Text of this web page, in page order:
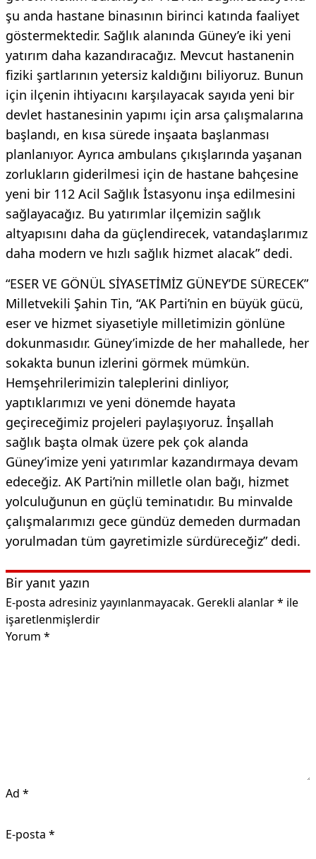
şu anda hastane binasının birinci katında faaliyet
göstermektedir. Sağlık alanında Güney’e iki yeni
yatırım daha kazandıracağız. Mevcut hastanenin
fiziki şartlarının yetersiz kaldığını biliyoruz. Bunun
için ilçenin ihtiyacını karşılayacak sayıda yeni bir
devlet hastanesinin yapımı için arsa çalışmalarına
başlandı, en kısa sürede inşaata başlanması
planlanıyor. Ayrıca ambulans çıkışlarında yaşanan
zorlukların giderilmesi için de hastane bahçesine
yeni bir 112 Acil Sağlık İstasyonu inşa edilmesini
sağlayacağız. Bu yatırımlar ilçemizin sağlık
altyapısını daha da güçlendirecek, vatandaşlarımız
daha modern ve hızlı sağlık hizmet alacak” dedi.
“ESER VE GÖNÜL SİYASETİMİZ GÜNEY’DE SÜRECEK”
Milletvekili Şahin Tin, “AK Parti’nin en büyük gücü,
eser ve hizmet siyasetiyle milletimizin gönlüne
dokunmasıdır. Güney’imizde de her mahallede, her
sokakta bunun izlerini görmek mümkün.
Hemşehrilerimizin taleplerini dinliyor,
yaptıklarımızı ve yeni dönemde hayata
geçireceğimiz projeleri paylaşıyoruz. İnşallah
sağlık başta olmak üzere pek çok alanda
Güney’imize yeni yatırımlar kazandırmaya devam
edeceğiz. AK Parti’nin milletle olan bağı, hizmet
yolculuğunun en güçlü teminatıdır. Bu minvalde
çalışmalarımızı gece gündüz demeden durmadan
yorulmadan tüm gayretimizle sürdüreceğiz” dedi.
Bir yanıt yazın
E-posta adresiniz yayınlanmayacak. Gerekli alanlar* ile
işaretlenmişlerdir
Yorum *
Ad *
E-posta *